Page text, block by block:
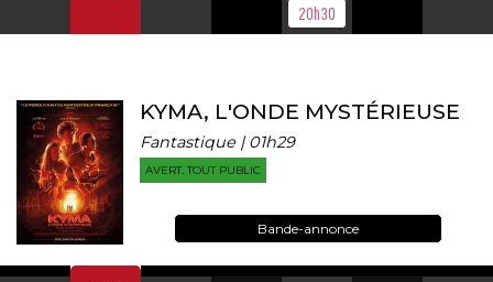
20h30
KYMA, L'ONDE MYSTÉRIEUSE
Fantastique | 01h29
AVERT. TOUT PUBLIC
Bande-annonce